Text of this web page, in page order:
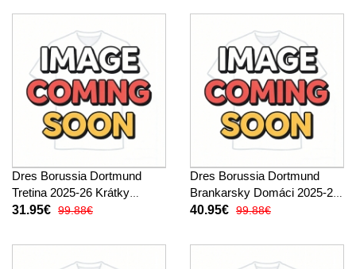
Dres Borussia Dortmund
Tretina 2025-26 Krátky
Rukáv
31.95€ 99.88€
Dres Borussia Dortmund
Brankarsky Domáci 2025-26
Krátky Rukáv
40.95€ 99.88€